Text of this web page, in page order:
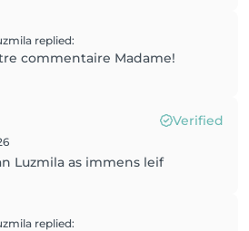
replied:
commentaire Madame!
Verified
Luzmila as immens leif
replied: